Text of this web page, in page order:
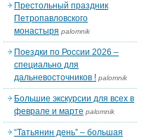
Престольный праздник
Петропавловского
монастыря palomnik
Поездки по России 2026 –
специально для
дальневосточников ! palomnik
Большие экскурсии для всех в
феврале и марте palomnik
“Татьянин день” – большая